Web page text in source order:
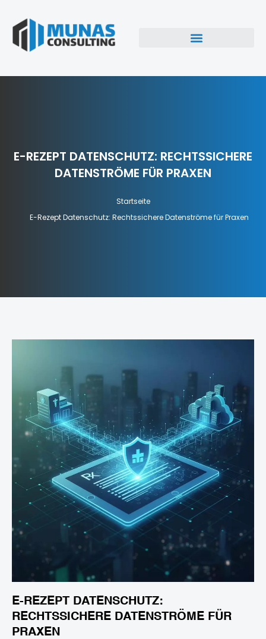
E-REZEPT DATENSCHUTZ: RECHTSSICHERE
DATENSTRÖME FÜR PRAXEN
Startseite
E-Rezept Datenschutz: Rechtssichere Datenströme für Praxen
E-REZEPT DATENSCHUTZ:
RECHTSSICHERE DATENSTRÖME FÜR
PRAXEN